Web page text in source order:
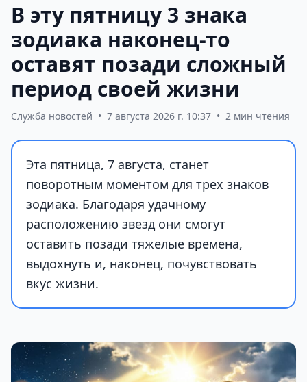
В эту пятницу 3 знака
зодиака наконец-то
оставят позади сложный
период своей жизни
Служба новостей • 7 августа 2026 г. 10:37 • 2 мин чтения
Эта пятница, 7 августа, станет
поворотным моментом для трех знаков
зодиака. Благодаря удачному
расположению звезд они смогут
оставить позади тяжелые времена,
выдохнуть и, наконец, почувствовать
вкус жизни.